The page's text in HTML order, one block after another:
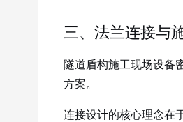
三、法兰连接与
隧道盾构施工现场设备
方案。
连接设计的核心理念在